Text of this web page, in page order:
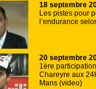
18 septembre
Les pistes pour
l’endurance
20 septembre
1ère
Chareyre aux
Mans (video)